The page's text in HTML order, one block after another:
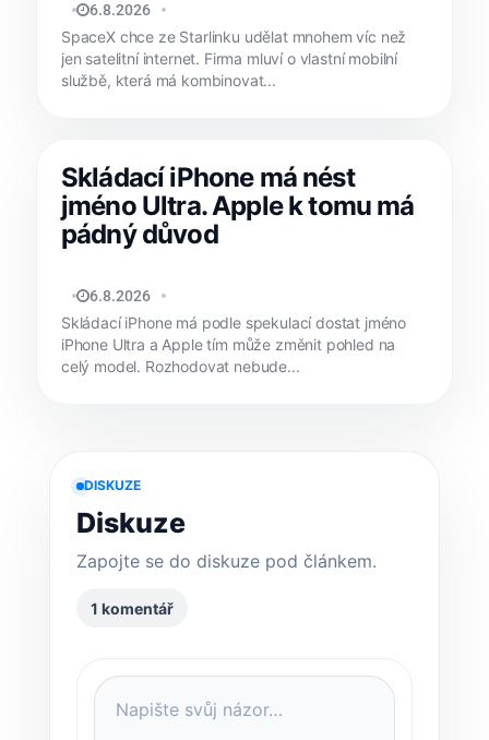
MATYÁŠ KOZÁK
6.8.2026
SpaceX chce ze Starlinku udělat mnohem víc než
jen satelitní internet. Firma mluví o vlastní mobilní
službě, která má kombinovat...
Skládací iPhone má nést
jméno Ultra. Apple k tomu má
pádný důvod
JAN HOLEŠ
6.8.2026
Skládací iPhone má podle spekulací dostat jméno
iPhone Ultra a Apple tím může změnit pohled na
celý model. Rozhodovat nebude...
DISKUZE
Diskuze
Zapojte se do diskuze pod článkem.
1 komentář